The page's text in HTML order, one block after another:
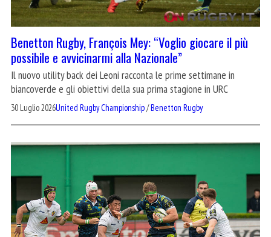
Benetton Rugby, François Mey: “Voglio giocare il più
possibile e avvicinarmi alla Nazionale”
Il nuovo utility back dei Leoni racconta le prime settimane in
biancoverde e gli obiettivi della sua prima stagione in URC
30 Luglio 2026United Rugby Championship/Benetton Rugby